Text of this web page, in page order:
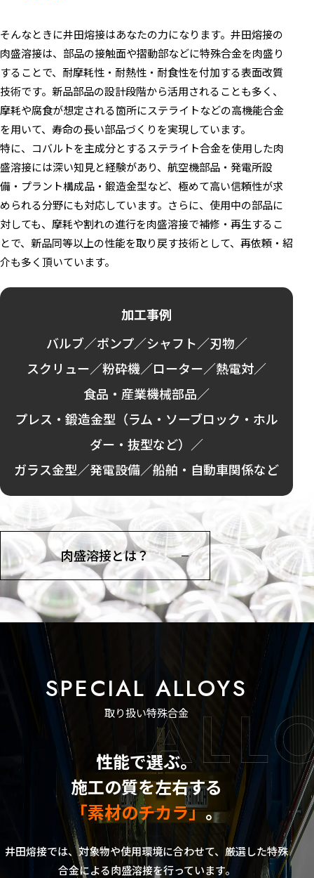
そんなときに井田熔接はあなたの力になります。井田熔接の
肉盛溶接は、部品の接触面や摺動部などに特殊合金を肉盛り
することで、耐摩耗性・耐熱性・耐食性を付加する表面改質
技術です。新品部品の設計段階から活用されることも多く、
摩耗や腐食が想定される箇所にステライトなどの高機能合金
を用いて、寿命の長い部品づくりを実現しています。
特に、コバルトを主成分とするステライト合金を使用した肉
盛溶接には深い知見と経験があり、航空機部品・発電所設
備・プラント構成品・鍛造金型など、極めて高い信頼性が求
められる分野にも対応しています。さらに、使用中の部品に
対しても、摩耗や割れの進行を肉盛溶接で補修・再生するこ
とで、新品同等以上の性能を取り戻す技術として、再依頼・紹
介も多く頂いています。
加工事例
バルブ／ポンプ／シャフト／刃物／
スクリュー／粉砕機／ローター／熱電対／
食品・産業機械部品／
プレス・鍛造金型（ラム・ソーブロック・ホル
ダー・抜型など）／
ガラス金型／発電設備／船舶・自動車関係など
肉盛溶接とは？
SPECIAL ALLOYS
取り扱い特殊合金
性能で選ぶ。
施工の質を左右する
「素材のチカラ」。
井田熔接では、対象物や使用環境に合わせて、厳選した特殊
合金による肉盛溶接を行っています。